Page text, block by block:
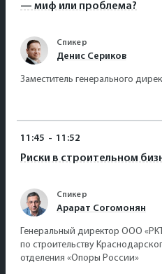
— миф или проблема?
Спикер
Денис Сериков
Заместитель генерального
11:45 - 11:52
Риски в строительном
Спикер
Арарат Согомонян
Генеральный директор ООО
по строительству
отделения «Опоры России»